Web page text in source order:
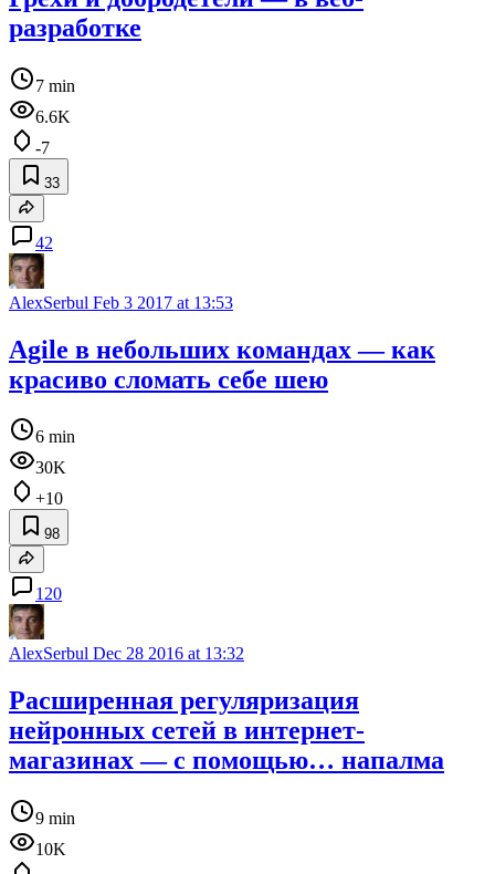
разработке
7 min
6.6K
-7
33
42
AlexSerbul Feb 3 2017 at 13:53
Agile в небольших командах — как
красиво сломать себе шею
6 min
30K
+10
98
120
AlexSerbul Dec 28 2016 at 13:32
Расширенная регуляризация
нейронных сетей в интернет-
магазинах — с помощью… напалма
9 min
10K